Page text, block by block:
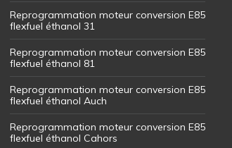
Reprogrammation moteur conversion E85
flexfuel éthanol 31
Reprogrammation moteur conversion E85
flexfuel éthanol 81
Reprogrammation moteur conversion E85
flexfuel éthanol Auch
Reprogrammation moteur conversion E85
flexfuel éthanol Cahors